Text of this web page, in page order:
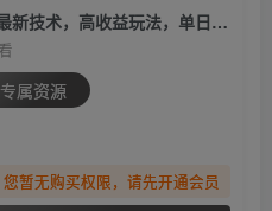
（10163期）快手掘金撸收益最新技术，高收益玩法，单日变现500+，小白必备项目
属资源
您暂无购买权限，请先开通会员